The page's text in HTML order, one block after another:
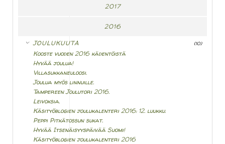
2017
2016
JOULUKUUTA (10)
Kooste vuoden 2016 kädentöistä
Hyvää joulua!
Villasukkaneuloosi.
Joulua myös linnuille.
Tampereen Joulutori 2016.
Leivoksia.
Käsityöblogien joulukalenteri 2016: 12. luukku.
Peppi Pitkätossun sukat.
Hyvää Itsenäisyyspäivää Suomi!
Käsityöblogien joulukalenteri 2016